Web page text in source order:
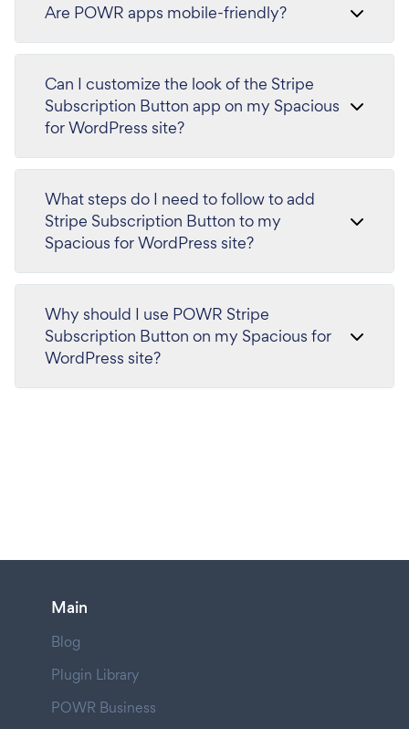
Are POWR apps mobile-friendly?
Can I customize the look of the Stripe
Subscription Button app on my Spacious
for WordPress site?
What steps do I need to follow to add
Stripe Subscription Button to my
Spacious for WordPress site?
Why should I use POWR Stripe
Subscription Button on my Spacious for
WordPress site?
Main
Blog
Plugin Library
POWR Business